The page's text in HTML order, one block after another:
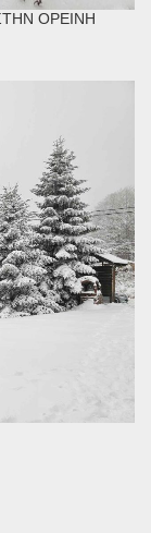
ΟΡΕΙΝΉ